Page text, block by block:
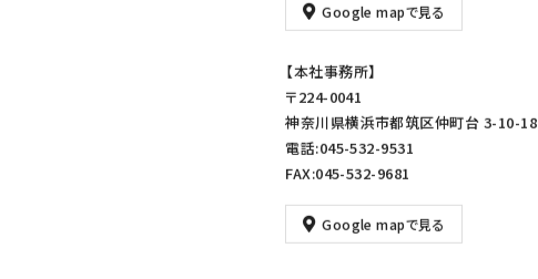
Google mapで見る
【本社事務所】
〒224-0041
神奈川県横浜市都筑区仲町台 3-10-18
電話:045-532-9531
FAX:045-532-9681
Google mapで見る